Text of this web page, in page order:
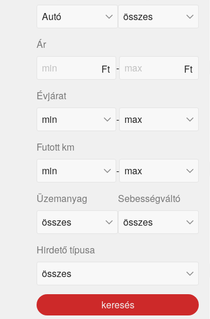
Ár
-
Évjárat
-
Futott km
-
Üzemanyag Sebességváltó
Hirdető típusa
keresés